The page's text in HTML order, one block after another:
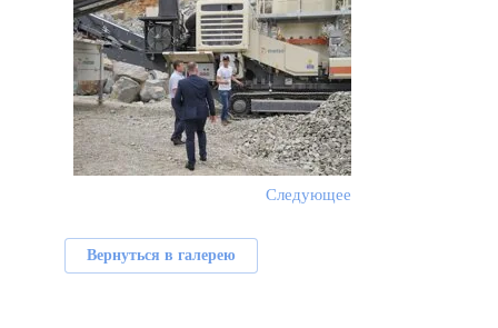
Следующее
Вернуться в галерею